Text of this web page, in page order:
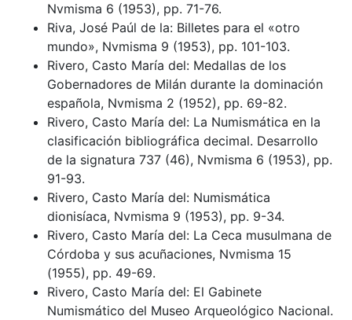
Nvmisma 6 (1953), pp. 71-76.
Riva, José Paúl de la: Billetes para el «otro
mundo», Nvmisma 9 (1953), pp. 101-103.
Rivero, Casto María del: Medallas de los
Gobernadores de Milán durante la dominación
española, Nvmisma 2 (1952), pp. 69-82.
Rivero, Casto María del: La Numismática en la
clasificación bibliográfica decimal. Desarrollo
de la signatura 737 (46), Nvmisma 6 (1953), pp.
91-93.
Rivero, Casto María del: Numismática
dionisíaca, Nvmisma 9 (1953), pp. 9-34.
Rivero, Casto María del: La Ceca musulmana de
Córdoba y sus acuñaciones, Nvmisma 15
(1955), pp. 49-69.
Rivero, Casto María del: El Gabinete
Numismático del Museo Arqueológico Nacional.